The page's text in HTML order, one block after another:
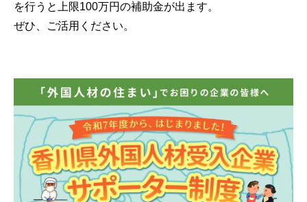
を行うと上限100万円の補助金が出ます。
ぜひ、ご活用ください。